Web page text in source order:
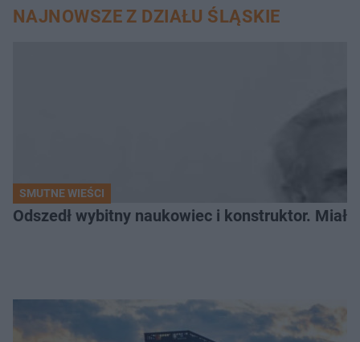
NAJNOWSZE Z DZIAŁU ŚLĄSKIE
SMUTNE WIEŚCI
Odszedł wybitny naukowiec i konstruktor. Miał